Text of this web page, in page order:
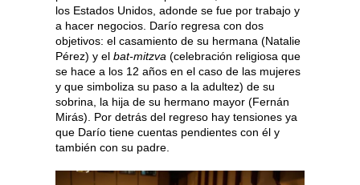
los Estados Unidos, adonde se fue por trabajo y
a hacer negocios. Darío regresa con dos
objetivos: el casamiento de su hermana (Natalie
Pérez) y el bat-mitzva (celebración religiosa que
se hace a los 12 años en el caso de las mujeres
y que simboliza su paso a la adultez) de su
sobrina, la hija de su hermano mayor (Fernán
Mirás). Por detrás del regreso hay tensiones ya
que Darío tiene cuentas pendientes con él y
también con su padre.